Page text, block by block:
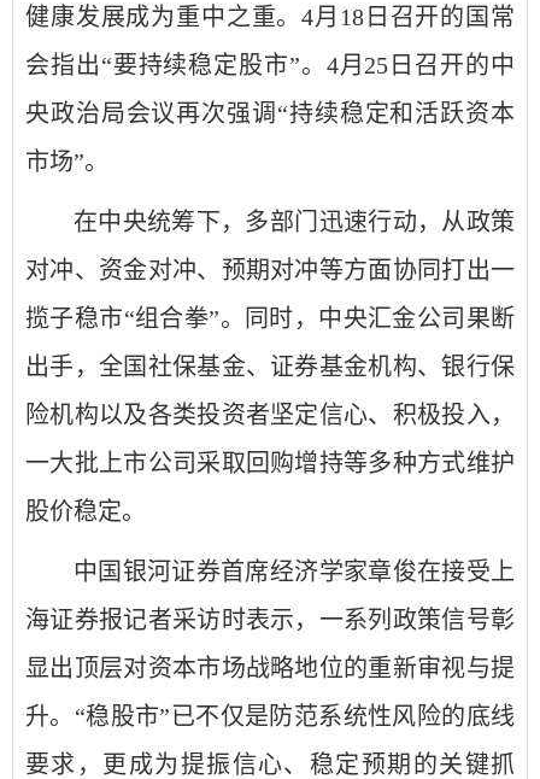
健康发展成为重中之重。4月18日召开的国常
会指出“要持续稳定股市”。4月25日召开的中
央政治局会议再次强调“持续稳定和活跃资本
市场”。
在中央统筹下，多部门迅速行动，从政策
对冲、资金对冲、预期对冲等方面协同打出一
揽子稳市“组合拳”。同时，中央汇金公司果断
出手，全国社保基金、证券基金机构、银行保
险机构以及各类投资者坚定信心、积极投入，
一大批上市公司采取回购增持等多种方式维护
股价稳定。
中国银河证券首席经济学家章俊在接受上
海证券报记者采访时表示，一系列政策信号彰
显出顶层对资本市场战略地位的重新审视与提
升。“稳股市”已不仅是防范系统性风险的底线
要求，更成为提振信心、稳定预期的关键抓